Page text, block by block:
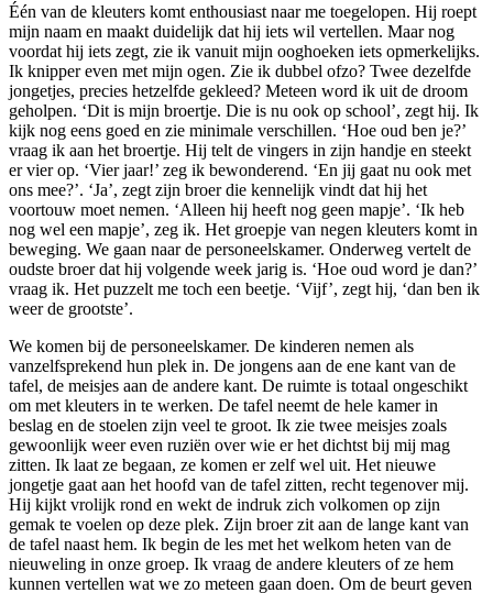
Één van de kleuters komt enthousiast naar me toegelopen. Hij roept
mijn naam en maakt duidelijk dat hij iets wil vertellen. Maar nog
voordat hij iets zegt, zie ik vanuit mijn ooghoeken iets opmerkelijks.
Ik knipper even met mijn ogen. Zie ik dubbel ofzo? Twee dezelfde
jongetjes, precies hetzelfde gekleed? Meteen word ik uit de droom
geholpen. ‘Dit is mijn broertje. Die is nu ook op school’, zegt hij. Ik
kijk nog eens goed en zie minimale verschillen. ‘Hoe oud ben je?’
vraag ik aan het broertje. Hij telt de vingers in zijn handje en steekt
er vier op. ‘Vier jaar!’ zeg ik bewonderend. ‘En jij gaat nu ook met
ons mee?’. ‘Ja’, zegt zijn broer die kennelijk vindt dat hij het
voortouw moet nemen. ‘Alleen hij heeft nog geen mapje’. ‘Ik heb
nog wel een mapje’, zeg ik. Het groepje van negen kleuters komt in
beweging. We gaan naar de personeelskamer. Onderweg vertelt de
oudste broer dat hij volgende week jarig is. ‘Hoe oud word je dan?’
vraag ik. Het puzzelt me toch een beetje. ‘Vijf’, zegt hij, ‘dan ben ik
weer de grootste’.
We komen bij de personeelskamer. De kinderen nemen als
vanzelfsprekend hun plek in. De jongens aan de ene kant van de
tafel, de meisjes aan de andere kant. De ruimte is totaal ongeschikt
om met kleuters in te werken. De tafel neemt de hele kamer in
beslag en de stoelen zijn veel te groot. Ik zie twee meisjes zoals
gewoonlijk weer even ruziën over wie er het dichtst bij mij mag
zitten. Ik laat ze begaan, ze komen er zelf wel uit. Het nieuwe
jongetje gaat aan het hoofd van de tafel zitten, recht tegenover mij.
Hij kijkt vrolijk rond en wekt de indruk zich volkomen op zijn
gemak te voelen op deze plek. Zijn broer zit aan de lange kant van
de tafel naast hem. Ik begin de les met het welkom heten van de
nieuweling in onze groep. Ik vraag de andere kleuters of ze hem
kunnen vertellen wat we zo meteen gaan doen. Om de beurt geven